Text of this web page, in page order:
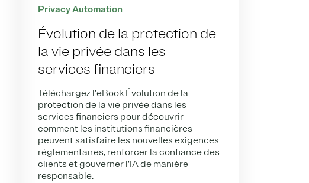
Privacy Automation
Évolution de la protection de
la vie privée dans les
services financiers
Téléchargez l’eBook Évolution de la
protection de la vie privée dans les
services financiers pour découvrir
comment les institutions financières
peuvent satisfaire les nouvelles exigences
réglementaires, renforcer la confiance des
clients et gouverner l’IA de manière
responsable.